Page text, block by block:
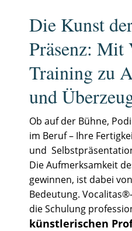
Die Kunst
Präsenz:
Training zu
und
Ob auf der Bühne,
im Beruf – Ihre
und
Die Aufmerksamkeit
gewinnen, ist dabei
Bedeutung.
die Schulung
künstlerischen